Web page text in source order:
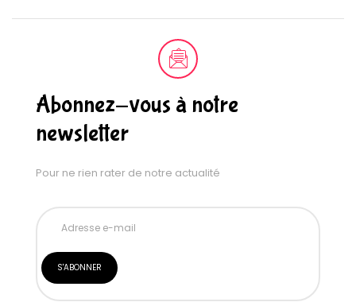
Abonnez-vous à notre
newsletter
Pour ne rien rater de notre actualité